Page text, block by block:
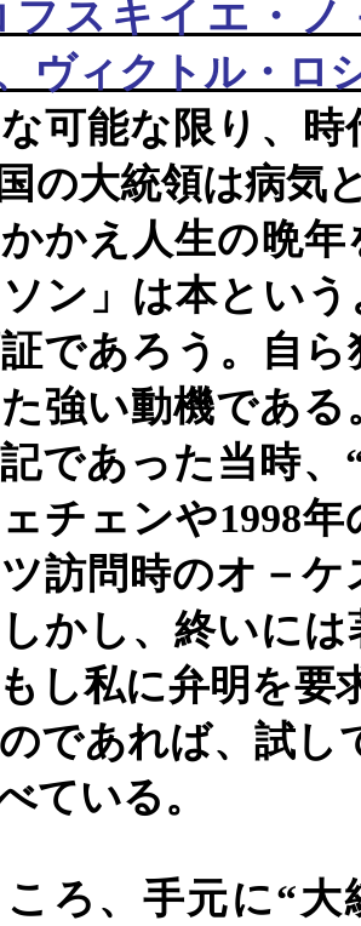
フスキイエ・
ヴィクトル・ロ
可能な限り、
の大統領は病気
かえ人生の晩
ン」は本とい
であろう。自
強い動機であ
であった当時、
チェンや1998年
訪問時のオ－
かし、終いに
し私に弁明を要
であれば、試し
ている。
ろ、手元に“大